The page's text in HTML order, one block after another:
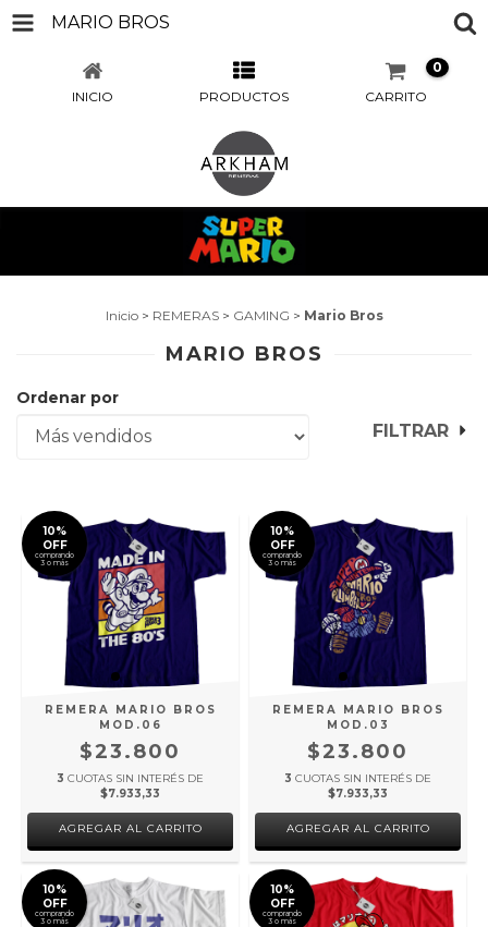
MARIO BROS
INICIO PRODUCTOS CARRITO
0
Inicio > REMERAS > GAMING > Mario Bros
MARIO BROS
Ordenar por
FILTRAR
10%
OFF
comprando
3 o más
REMERA MARIO BROS
MOD.06
$23.800
3 CUOTAS SIN INTERÉS DE
$7.933,33
AGREGAR AL CARRITO
10%
OFF
comprando
3 o más
REMERA MARIO BROS
MOD.03
$23.800
3 CUOTAS SIN INTERÉS DE
$7.933,33
AGREGAR AL CARRITO
10%
OFF
comprando
3 o más
10%
OFF
comprando
3 o más